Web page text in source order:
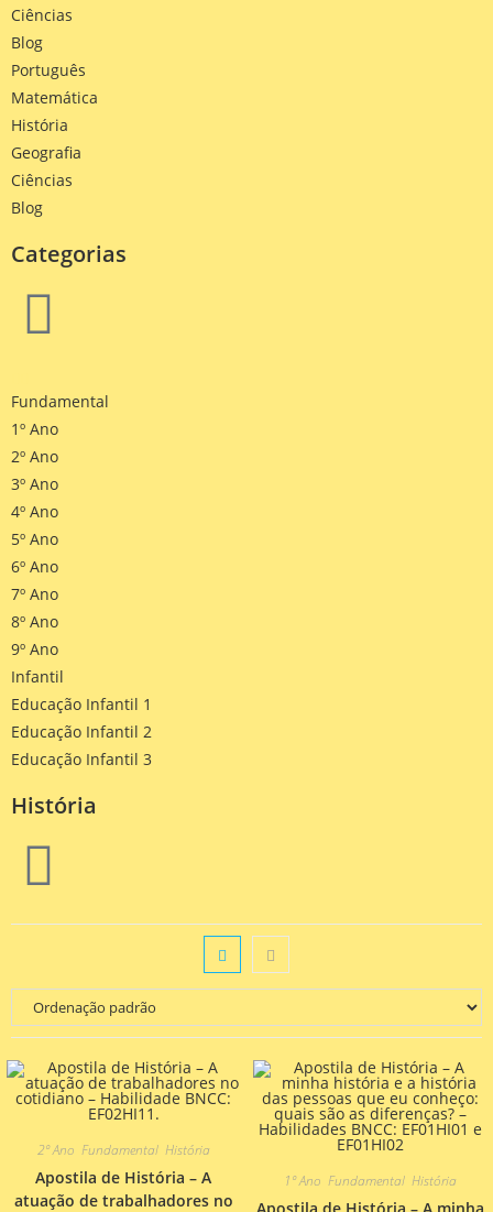
Ciências
Blog
Português
Matemática
História
Geografia
Ciências
Blog
Categorias
Fundamental
1º Ano
2º Ano
3º Ano
4º Ano
5º Ano
6º Ano
7º Ano
8º Ano
9º Ano
Infantil
Educação Infantil 1
Educação Infantil 2
Educação Infantil 3
História
2º Ano Fundamental, História
Apostila de História – A
atuação de trabalhadores no
1º Ano Fundamental, História
Apostila de História – A minha